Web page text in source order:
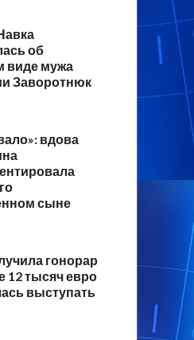
об
виде мужа
Заворотнюк
вдова
сыне
гонорар
12 тысяч евро
выступать